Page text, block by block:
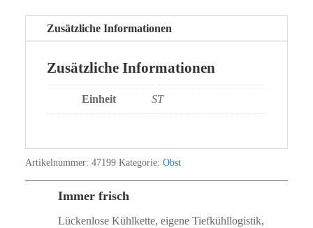
Zusätzliche Informationen
Zusätzliche Informationen
Einheit ST
Artikelnummer: 47199 Kategorie: Obst
Immer frisch
Lückenlose Kühlkette, eigene Tiefkühllogistik,